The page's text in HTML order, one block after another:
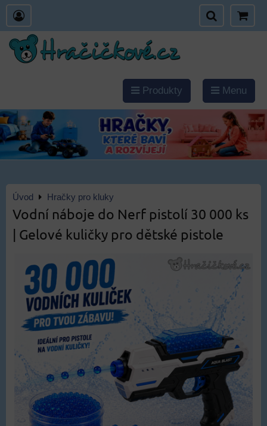
Produkty Menu
Úvod Hračky pro kluky
Vodní náboje do Nerf pistolí 30 000 ks
| Gelové kuličky pro dětské pistole